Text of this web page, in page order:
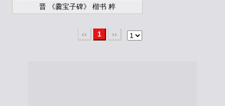
晋 《爨宝子碑》 楷书 粹
‹‹ 1 ››